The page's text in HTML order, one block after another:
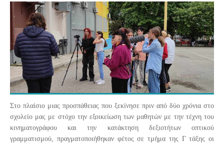
Στο πλαίσιο μιας προσπάθειας που ξεκίνησε πριν από δύο χρόνια στο
σχολείο μας με στόχο την εξοικείωση των μαθητών με την τέχνη του
κινηματογράφου και την κατάκτηση δεξιοτήτων οπτικού
γραμματισμού, πραγματοποιήθηκαν φέτος σε τμήμα της Γ τάξης οι